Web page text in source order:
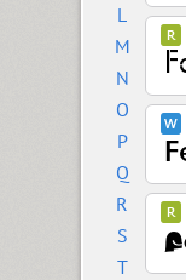
L
M
N
O
P
Q
R
S
T